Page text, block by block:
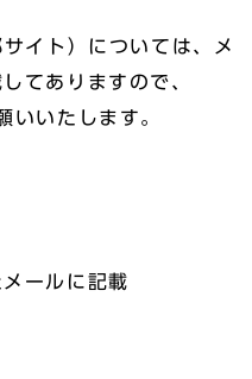
イト）については、メ
てありますので、
いたします。
ールに記載